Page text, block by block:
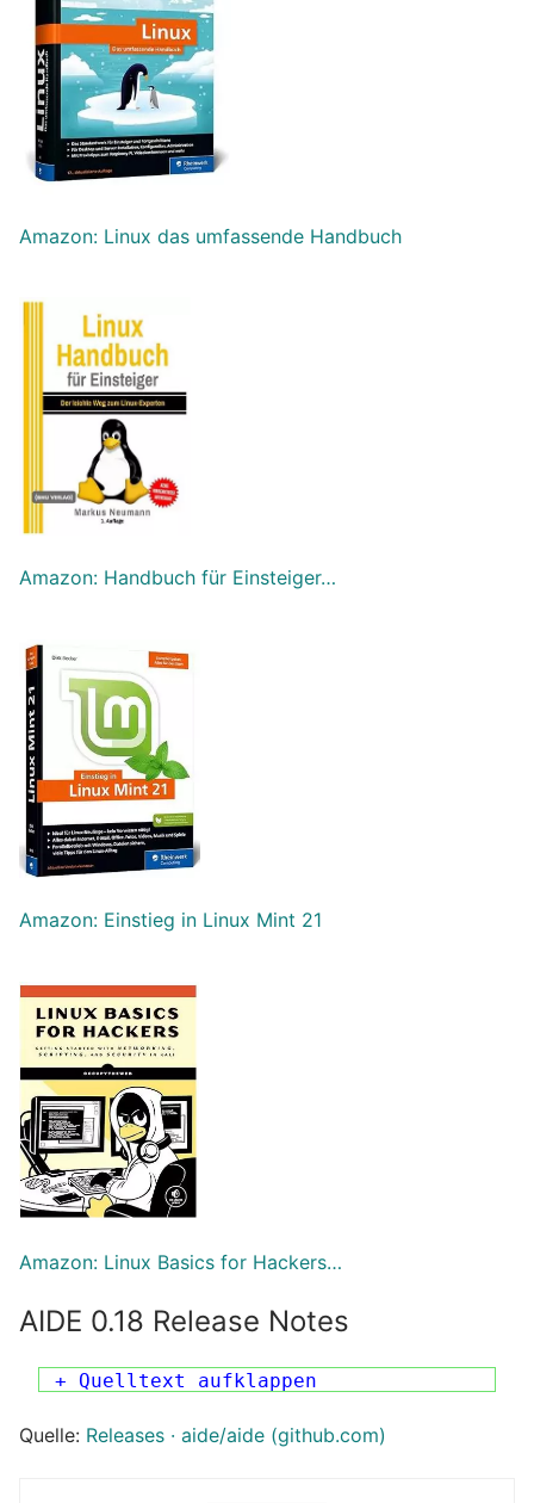
Amazon: Linux das umfassende Handbuch
Amazon: Handbuch für Einsteiger…
Amazon: Einstieg in Linux Mint 21
Amazon: Linux Basics for Hackers…
AIDE 0.18 Release Notes
+ Quelltext aufklappen
Quelle: Releases · aide/aide (github.com)